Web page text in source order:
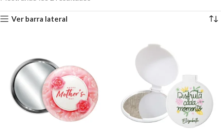
Ver barra lateral